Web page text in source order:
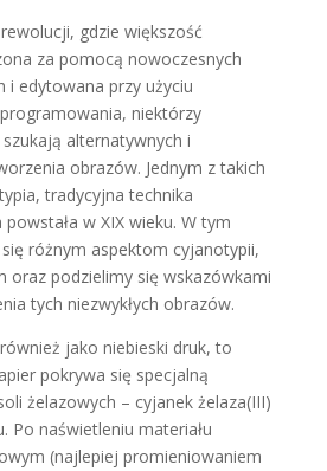
gdzie większość
za pomocą nowoczesnych
i edytowana przy użyciu
niektórzy
alternatywnych i
obrazów. Jednym z takich
tradycyjna technika
w XIX wieku. W tym
różnym aspektom cyjanotypii,
oraz podzielimy się wskazówkami
tych niezwykłych obrazów.
jako niebieski druk, to
pokrywa się specjalną
żelazowych – cyjanek żelaza(III)
Po naświetleniu materiału
(najlepiej promieniowaniem